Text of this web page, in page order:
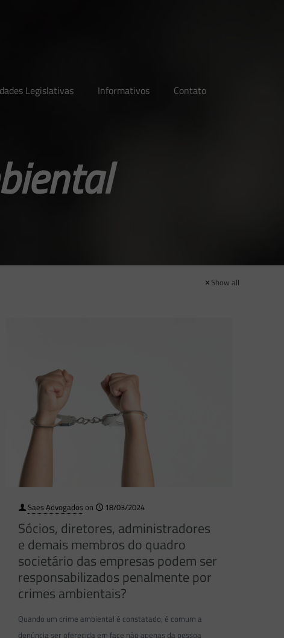
Legislativas Informativos Contato
Show all
Saes Advogadoson 18/03/2024
Sócios, diretores, administradores
e demais membros do quadro
societário das empresas podem ser
responsabilizados penalmente por
crimes ambientais?
Quando um crime ambiental é constatado, é comum a
denúncia ser oferecida em face não apenas da pessoa